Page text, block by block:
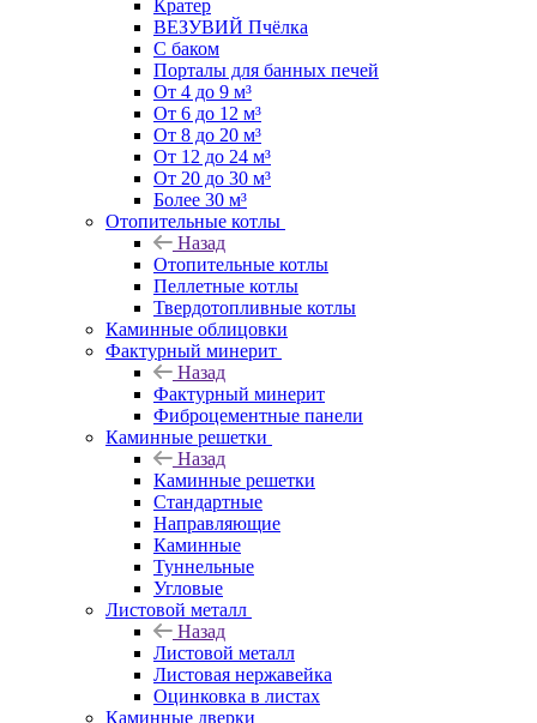
Кратер
ВЕЗУВИЙ Пчёлка
С баком
Порталы для банных печей
От 4 до 9 м³
От 6 до 12 м³
От 8 до 20 м³
От 12 до 24 м³
От 20 до 30 м³
Более 30 м³
Отопительные котлы
Назад
Отопительные котлы
Пеллетные котлы
Твердотопливные котлы
Каминные облицовки
Фактурный минерит
Назад
Фактурный минерит
Фиброцементные панели
Каминные решетки
Назад
Каминные решетки
Стандартные
Направляющие
Каминные
Туннельные
Угловые
Листовой металл
Назад
Листовой металл
Листовая нержавейка
Оцинковка в листах
Каминные дверки